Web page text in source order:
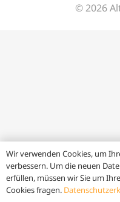
© 2026
Wir verwenden Cookies, um
verbessern. Um die neuen
erfüllen, müssen wir Sie um
Cookies fragen.